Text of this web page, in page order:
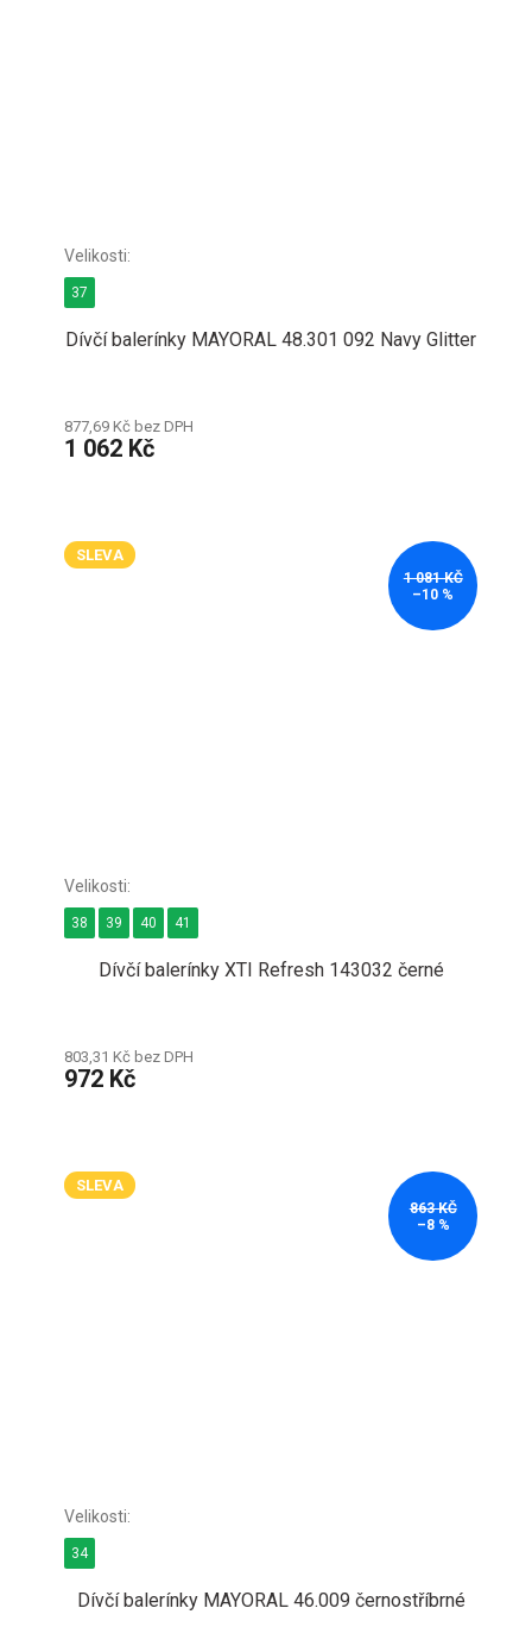
Dívčí balerínky MAYORAL 48.301 092 Navy Glitter
877,69 Kč bez DPH
1 062 Kč
37
SLEVA
1 081 KČ
–10 %
Dívčí balerínky XTI Refresh 143032 černé
803,31 Kč bez DPH
972 Kč
38 39 40 41
SLEVA
863 KČ
–8 %
Dívčí balerínky MAYORAL 46.009 černostříbrné
34